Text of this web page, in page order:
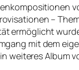
–
ermöglicht
mit dem
weiteres Album